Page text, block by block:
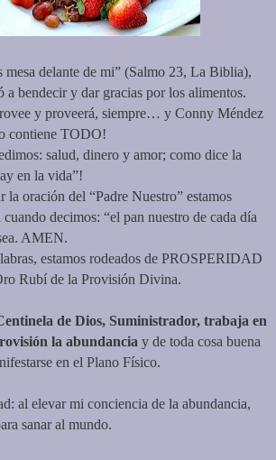
mesa delante de mi” (Salmo 23, La Biblia),
a bendecir y dar gracias por los alimentos.
y proveerá, siempre… y Conny Méndez
contiene TODO!
salud, dinero y amor; como dice la
en la vida”!
la oración del “Padre Nuestro” estamos
decimos: “el pan nuestro de cada día
AMEN.
estamos rodeados de PROSPERIDAD
Rubí de la Provisión Divina.
de Dios, Suministrador, trabaja en
la abundancia y de toda cosa buena
en el Plano Físico.
al elevar mi conciencia de la abundancia,
sanar al mundo.